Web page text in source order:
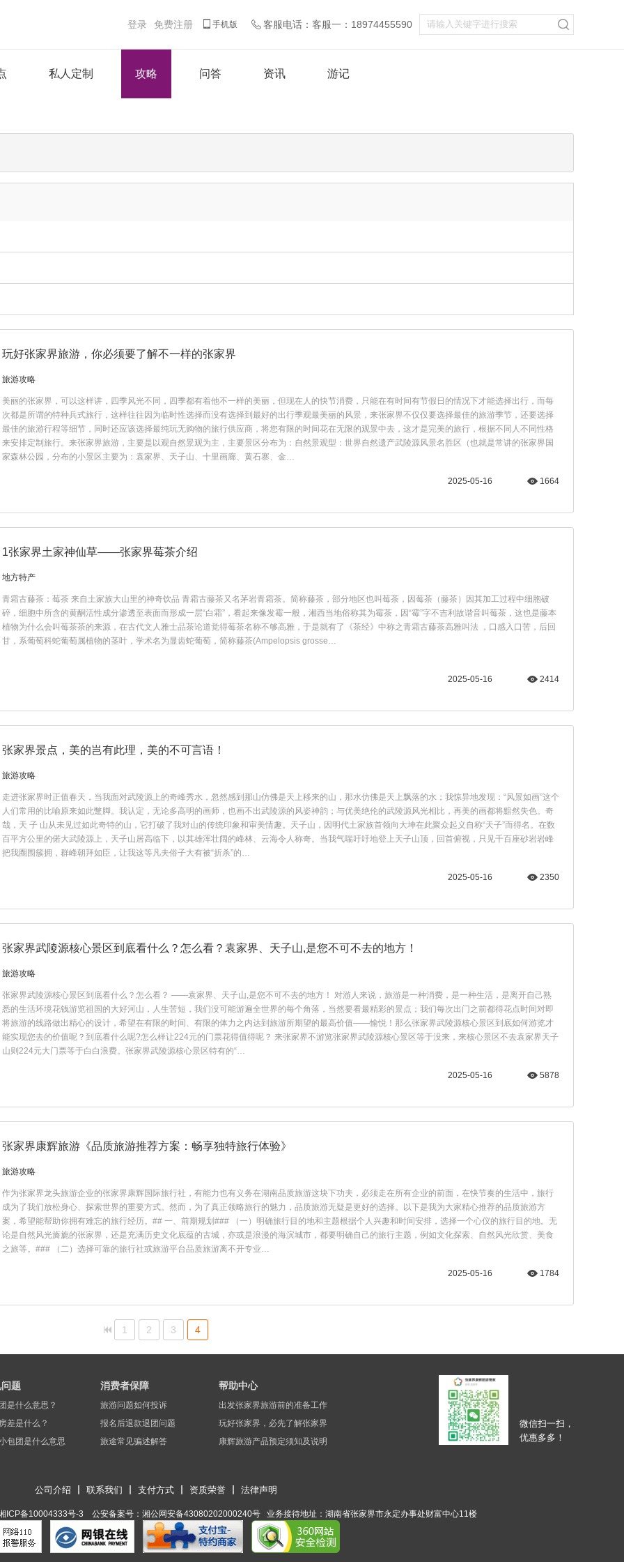
登录 免费注册 手机版 客服电话：客服一：18974455590
私人定制 攻略 问答 资讯 游记
玩好张家界旅游，你必须要了解不一样的张家界
旅游攻略
美丽的张家界，可以这样讲，四季风光不同，四季都有着他不一样的美丽，但现在人的快节消费，只能在有时间有节假日的情况下才能选择出行，而每
次都是所谓的特种兵式旅行，这样往往因为临时性选择而没有选择到最好的出行季观最美丽的风景，来张家界不仅仅要选择最佳的旅游季节，还要选择
最佳的旅游行程等细节，同时还应该选择最纯玩无购物的旅行供应商，将您有限的时间花在无限的观景中去，这才是完美的旅行，根据不同人不同性格
来安排定制旅行。来张家界旅游，主要是以观自然景观为主，主要景区分布为：自然景观型：世界自然遗产武陵源风景名胜区（也就是常讲的张家界国
家森林公园，分布的小景区主要为：袁家界、天子山、十里画廊、黄石寨、金…
1664
2025-05-16
1张家界土家神仙草——张家界莓茶介绍
地方特产
青霜古藤茶：莓茶 来自土家族大山里的神奇饮品 青霜古藤茶又名茅岩青霜茶。简称藤茶，部分地区也叫莓茶，因莓茶（藤茶）因其加工过程中细胞破
碎，细胞中所含的黄酮活性成分渗透至表面而形成一层“白霜”，看起来像发霉一般，湘西当地俗称其为霉茶，因“霉”字不吉利故谐音叫莓茶，这也是藤本
植物为什么会叫莓茶茶的来源，在古代文人雅士品茶论道觉得莓茶名称不够高雅，于是就有了《茶经》中称之青霜古藤茶高雅叫法 ，口感入口苦，后回
甘，系葡萄科蛇葡萄属植物的茎叶，学术名为显齿蛇葡萄，简称藤茶(Ampelopsis grosse…
2414
2025-05-16
张家界景点，美的岂有此理，美的不可言语！
旅游攻略
走进张家界时正值春天，当我面对武陵源上的奇峰秀水，忽然感到那山仿佛是天上移来的山，那水仿佛是天上飘落的水；我惊异地发现：“风景如画”这个
人们常用的比喻原来如此蹩脚。我认定，无论多高明的画师，也画不出武陵源的风姿神韵；与优美绝伦的武陵源风光相比，再美的画都将黯然失色。奇
哉，天 子 山从未见过如此奇特的山，它打破了我对山的传统印象和审美情趣。天子山，因明代土家族首领向大坤在此聚众起义自称“天子”而得名。在数
百平方公里的偌大武陵源上，天子山居高临下，以其雄浑壮阔的峰林、云海令人称奇。当我气喘吁吁地登上天子山顶，回首俯视，只见千百座砂岩岩峰
把我圈围簇拥，群峰朝拜如臣，让我这等凡夫俗子大有被“折杀”的…
2350
2025-05-16
张家界武陵源核心景区到底看什么？怎么看？袁家界、天子山,是您不可不去的地方！
旅游攻略
张家界武陵源核心景区到底看什么？怎么看？ ——袁家界、天子山,是您不可不去的地方！ 对游人来说，旅游是一种消费，是一种生活，是离开自己熟
悉的生活环境花钱游览祖国的大好河山，人生苦短，我们没可能游遍全世界的每个角落，当然要看最精彩的景点；我们每次出门之前都得花点时间对即
将旅游的线路做出精心的设计，希望在有限的时间、有限的体力之内达到旅游所期望的最高价值——愉悦！那么张家界武陵源核心景区到底如何游览才
能实现您去的价值呢？到底看什么呢?怎么样让224元的门票花得值得呢？ 来张家界不游览张家界武陵源核心景区等于没来，来核心景区不去袁家界天子
山则224元大门票等于白白浪费。张家界武陵源核心景区特有的“…
5878
2025-05-16
张家界康辉旅游《品质旅游推荐方案：畅享独特旅行体验》
旅游攻略
作为张家界龙头旅游企业的张家界康辉国际旅行社，有能力也有义务在湖南品质旅游这块下功夫，必须走在所有企业的前面，在快节奏的生活中，旅行
成为了我们放松身心、探索世界的重要方式。然而，为了真正领略旅行的魅力，品质旅游无疑是更好的选择。以下是我为大家精心推荐的品质旅游方
案，希望能帮助你拥有难忘的旅行经历。## 一、前期规划### （一）明确旅行目的地和主题根据个人兴趣和时间安排，选择一个心仪的旅行目的地。无
论是自然风光旖旎的张家界，还是充满历史文化底蕴的古城，亦或是浪漫的海滨城市，都要明确自己的旅行主题，例如文化探索、自然风光欣赏、美食
之旅等。### （二）选择可靠的旅行社或旅游平台品质旅游离不开专业…
1784
2025-05-16
1 2 3 4
题
是什么意思？
差是什么？
包团是什么意思
消费者保障
旅游问题如何投诉
报名后退款退团问题
旅途常见骗述解答
帮助中心
出发张家界旅游前的准备工作
玩好张家界，必先了解张家界
康辉旅游产品预定须知及说明
微信扫一扫，
优惠多多！
公司介绍 联系我们 支付方式 资质荣誉 法律声明
备10004333号-3 公安备案号：湘公网安备43080202000240号 ​ 业务接待地址：湖南省张家界市永定办事处财富中心11楼